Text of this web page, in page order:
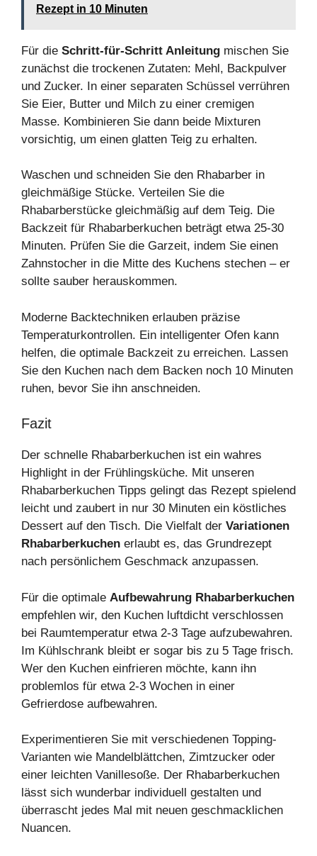
Rezept in 10 Minuten
Für die Schritt-für-Schritt Anleitung mischen Sie
zunächst die trockenen Zutaten: Mehl, Backpulver
und Zucker. In einer separaten Schüssel verrühren
Sie Eier, Butter und Milch zu einer cremigen
Masse. Kombinieren Sie dann beide Mixturen
vorsichtig, um einen glatten Teig zu erhalten.
Waschen und schneiden Sie den Rhabarber in
gleichmäßige Stücke. Verteilen Sie die
Rhabarberstücke gleichmäßig auf dem Teig. Die
Backzeit für Rhabarberkuchen beträgt etwa 25-30
Minuten. Prüfen Sie die Garzeit, indem Sie einen
Zahnstocher in die Mitte des Kuchens stechen – er
sollte sauber herauskommen.
Moderne Backtechniken erlauben präzise
Temperaturkontrollen. Ein intelligenter Ofen kann
helfen, die optimale Backzeit zu erreichen. Lassen
Sie den Kuchen nach dem Backen noch 10 Minuten
ruhen, bevor Sie ihn anschneiden.
Fazit
Der schnelle Rhabarberkuchen ist ein wahres
Highlight in der Frühlingsküche. Mit unseren
Rhabarberkuchen Tipps gelingt das Rezept spielend
leicht und zaubert in nur 30 Minuten ein köstliches
Dessert auf den Tisch. Die Vielfalt der Variationen
Rhabarberkuchen erlaubt es, das Grundrezept
nach persönlichem Geschmack anzupassen.
Für die optimale Aufbewahrung Rhabarberkuchen
empfehlen wir, den Kuchen luftdicht verschlossen
bei Raumtemperatur etwa 2-3 Tage aufzubewahren.
Im Kühlschrank bleibt er sogar bis zu 5 Tage frisch.
Wer den Kuchen einfrieren möchte, kann ihn
problemlos für etwa 2-3 Wochen in einer
Gefrierdose aufbewahren.
Experimentieren Sie mit verschiedenen Topping-
Varianten wie Mandelblättchen, Zimtzucker oder
einer leichten Vanillesoße. Der Rhabarberkuchen
lässt sich wunderbar individuell gestalten und
überrascht jedes Mal mit neuen geschmacklichen
Nuancen.